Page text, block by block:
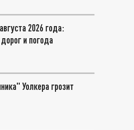
2026 года:
и погода
Уолкера грозит